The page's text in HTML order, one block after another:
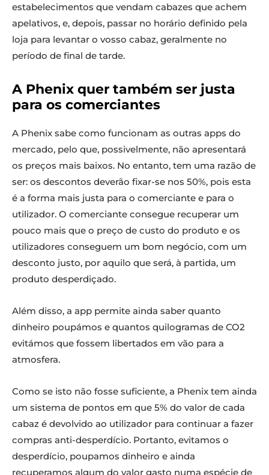
estabelecimentos que vendam cabazes que achem
apelativos, e, depois, passar no horário definido pela
loja para levantar o vosso cabaz, geralmente no
período de final de tarde.
A Phenix quer também ser justa
para os comerciantes
A Phenix sabe como funcionam as outras apps do
mercado, pelo que, possivelmente, não apresentará
os preços mais baixos. No entanto, tem uma razão de
ser: os descontos deverão fixar-se nos 50%, pois esta
é a forma mais justa para o comerciante e para o
utilizador. O comerciante consegue recuperar um
pouco mais que o preço de custo do produto e os
utilizadores conseguem um bom negócio, com um
desconto justo, por aquilo que será, à partida, um
produto desperdiçado.
Além disso, a app permite ainda saber quanto
dinheiro poupámos e quantos quilogramas de CO2
evitámos que fossem libertados em vão para a
atmosfera.
Como se isto não fosse suficiente, a Phenix tem ainda
um sistema de pontos em que 5% do valor de cada
cabaz é devolvido ao utilizador para continuar a fazer
compras anti-desperdício. Portanto, evitamos o
desperdício, poupamos dinheiro e ainda
recuperamos algum do valor gasto numa espécie de